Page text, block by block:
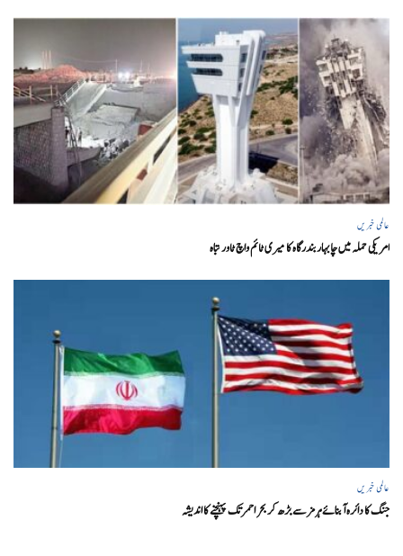
عالمی خبریں
امریکی حملہ میں چابہار بندرگاہ کا میری ٹائم واچ ٹاور تباہ
عالمی خبریں
جنگ کا دائرہ آبنائے ہرمز سے بڑھ کر بحر احمر تک پہنچنے کا اندیشہ